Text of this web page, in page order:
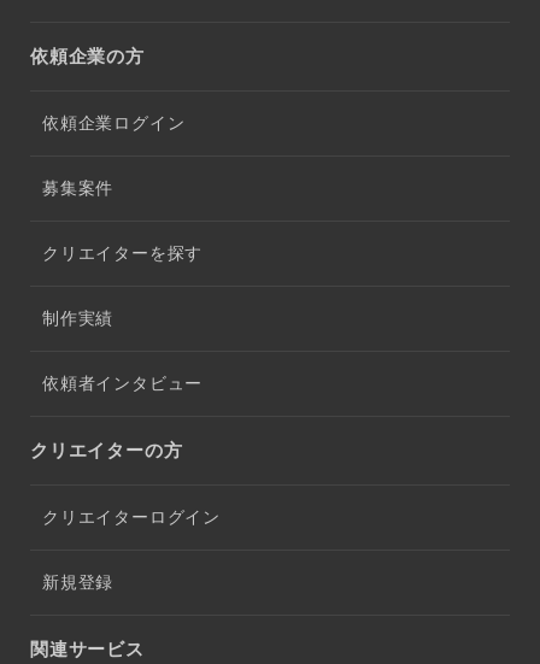
依頼企業の方
依頼企業ログイン
募集案件
クリエイターを探す
制作実績
依頼者インタビュー
クリエイターの方
クリエイターログイン
新規登録
関連サービス